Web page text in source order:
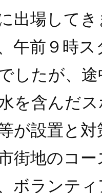
出場して
午前９時
したが、
を含んだ
が設置と
街地のコ
ボランテ